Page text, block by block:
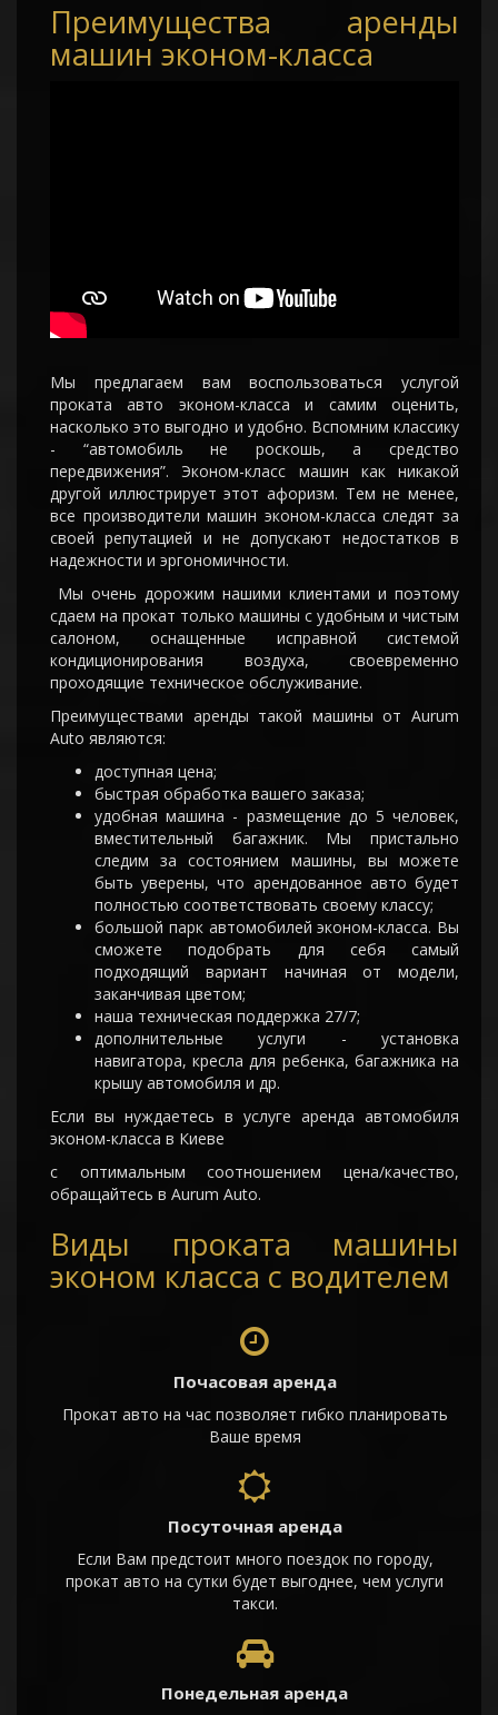
Преимущества аренды
машин эконом-класса
Мы предлагаем вам воспользоваться услугой
проката авто эконом-класса и самим оценить,
насколько это выгодно и удобно. Вспомним классику
- “автомобиль не роскошь, а средство
передвижения”. Эконом-класс машин как никакой
другой иллюстрирует этот афоризм. Тем не менее,
все производители машин эконом-класса следят за
своей репутацией и не допускают недостатков в
надежности и эргономичности.
Мы очень дорожим нашими клиентами и поэтому
сдаем на прокат только машины с удобным и чистым
салоном, оснащенные исправной системой
кондиционирования воздуха, своевременно
проходящие техническое обслуживание.
Преимуществами аренды такой машины от Аurum
Аuto являются:
доступная цена;
быстрая обработка вашего заказа;
удобная машина - размещение до 5 человек,
вместительный багажник. Мы пристально
следим за состоянием машины, вы можете
быть уверены, что арендованное авто будет
полностью соответствовать своему классу;
большой парк автомобилей эконом-класса. Вы
сможете подобрать для себя самый
подходящий вариант начиная от модели,
заканчивая цветом;
наша техническая поддержка 27/7;
дополнительные услуги - установка
навигатора, кресла для ребенка, багажника на
крышу автомобиля и др.
Если вы нуждаетесь в услуге аренда автомобиля
эконом-класса в Киеве
с оптимальным соотношением цена/качество,
обращайтесь в Аurum Аuto.
Виды проката машины
эконом класса с водителем
Почасовая аренда
Прокат авто на час позволяет гибко планировать
Ваше время
Посуточная аренда
Если Вам предстоит много поездок по городу,
прокат авто на сутки будет выгоднее, чем услуги
такси.
Понедельная аренда